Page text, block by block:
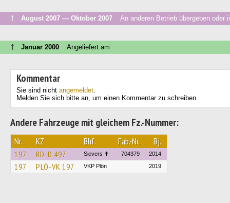
↑ August 2007 — Oktober 2007 An anderen Betrieb übergeben oder
↑ Januar 2000 Angeliefert am
Kommentar
Sie sind nicht angemeldet.
Melden Sie sich bitte an, um einen Kommentar zu schreiben.
Andere Fahrzeuge mit gleichem Fz.-Nummer:
Nr. KZ Bhf. Fab.-Nr. Bj.
197 RD-D 497 Sievers ✝ 704379 2014
197 PLÖ-VK 197 VKP Plön 2019